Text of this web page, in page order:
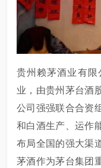
贵州赖茅酒业有
业，由贵州茅台酒
公司强强联合合资
和白酒生产、运作
布局全国的强大渠
茅酒作为茅台集团